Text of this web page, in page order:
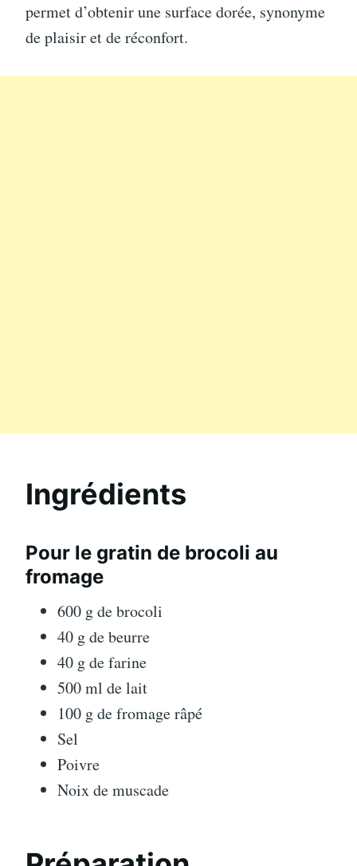
permet d’obtenir une surface dorée, synonyme
de plaisir et de réconfort.
Ingrédients
Pour le gratin de brocoli au
fromage
600 g de brocoli
40 g de beurre
40 g de farine
500 ml de lait
100 g de fromage râpé
Sel
Poivre
Noix de muscade